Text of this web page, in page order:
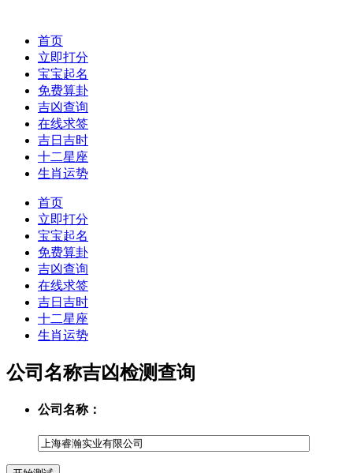
首页
立即打分
宝宝起名
免费算卦
吉凶查询
在线求签
吉日吉时
十二星座
生肖运势
首页
立即打分
宝宝起名
免费算卦
吉凶查询
在线求签
吉日吉时
十二星座
生肖运势
公司名称吉凶检测查询
公司名称：